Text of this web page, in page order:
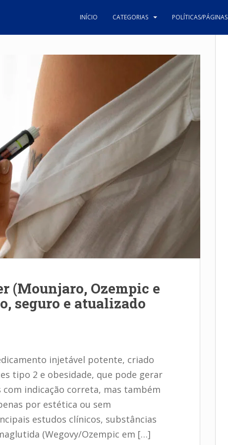
INÍCIO CATEGORIAS POLÍTICAS/PÁGINAS
(Mounjaro, Ozempic e
seguro e atualizado
injetável potente, criado
tipo 2 e obesidade, que pode gerar
indicação correta, mas também
por estética ou sem
estudos clínicos, substâncias
(Wegovy/Ozempic em […]